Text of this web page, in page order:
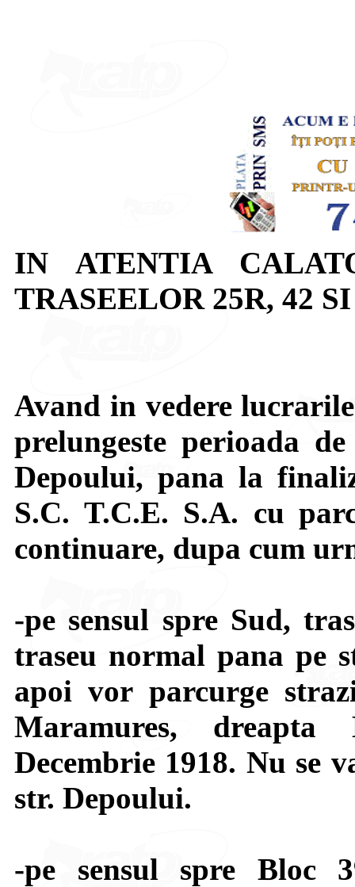
IN ATENTIA
TRASEELOR 25R, 42
Avand in vedere
prelungeste perioada
Depoului, pana la
S.C. T.C.E. S.A. cu
continuare, dupa cum
-pe sensul spre Sud,
traseu normal pana pe
apoi vor parcurge
Maramures,
Decembrie 1918. Nu se
str. Depoului.
-pe sensul spre Bloc